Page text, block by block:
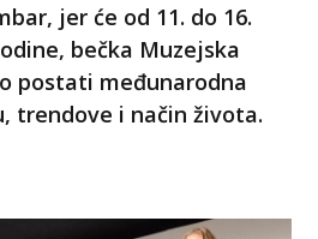
jer će od 11. do 16.
bečka Muzejska
postati međunarodna
trendove i način života.